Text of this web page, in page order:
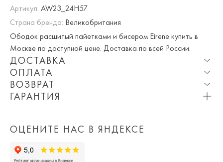
Артикул: AW23_24H57
Страна бренда: Великобритания
Ободок расшитый пайетками и бисером Eirene купить в
Москве по доступной цене. Доставка по всей России.
ДОСТАВКА
Опция частичная доставка и примерка доступна для
Москвы и МО.
Обращаем Ваше внимание на то, что она может
вещей, удаленности Вашего региона, срочности доставки,
ОПЛАТА
При оплате онлайн вы получаете 10% скидку. Любые
купоны и акции суммируются!
оплате курьеру (наличными или картой) скидка не
ВОЗВРАТ
Мы вернем или обменяем любой приобретенный вами
Просто пройдите поссылке и заполните бланк возврата.
ГАРАНТИЯ
ОЦЕНИТЕ НАС В ЯНДЕКСЕ